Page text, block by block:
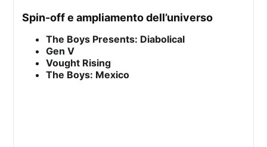
spin-off e ampliamento dell’universo
The Boys Presents: Diabolical
Gen V
Vought Rising
The Boys: Mexico